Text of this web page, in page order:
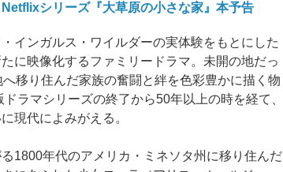
シリーズ『大草原の小さな家』本予告
インガルス・ワイルダーの実体験をもとにした
に映像化するファミリードラマ。未開の地だっ
移り住んだ家族の奮闘と絆を色彩豊かに描く物
ラマシリーズの終了から50年以上の時を経て、
現代によみがえる。
1800年代のアメリカ・ミネソタ州に移り住んだ